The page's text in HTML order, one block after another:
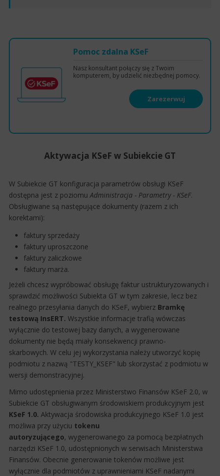
Pomoc zdalna KSeF
Nasz konsultant połączy się z Twoim
komputerem, by udzielić niezbędnej pomocy.
Zarezerwuj
Aktywacja KSeF w Subiekcie GT
W Subiekcie GT konfiguracja parametrów obsługi KSeF
dostępna jest z poziomuAdministracja - Parametry - KSeF.
Obsługiwane są następujące dokumenty (razem z ich
korektami):
faktury sprzedaży
faktury uproszczone
faktury zaliczkowe
faktury marża.
Jeżeli chcesz wypróbować obsługę faktur ustrukturyzowanych i
sprawdzić możliwości Subiekta GT w tym zakresie, lecz bez
realnego przesyłania danych do KSeF, wybierz Bramkę
testową InsERT. Wszystkie informacje trafią wówczas
wyłącznie do testowej bazy danych, a wygenerowane
dokumenty nie będą miały konsekwencji prawno-
skarbowych. W celu jej wykorzystania należy utworzyć kopię
podmiotu z nazwą "TESTY_KSEF" lub skorzystać z podmiotu w
wersji demonstracyjnej.
Mimo udostępnienia przez Ministerstwo Finansów KSeF 2.0, w
Subiekcie GT obsługiwanym środowiskiem produkcyjnym jest
KSeF 1.0. Aktywacja środowiska produkcyjnego KSeF 1.0 jest
możliwa przy użyciu tokenu
autoryzującego, wygenerowanego za pomocą bezpłatnych
narzędzi KSeF 1.0, udostępnionych w serwisach Ministerstwa
Finansów. Obecnie generowanie tokenów możliwe jest
wyłącznie dla podmiotów z uprawnieniami KSeF nadanymi